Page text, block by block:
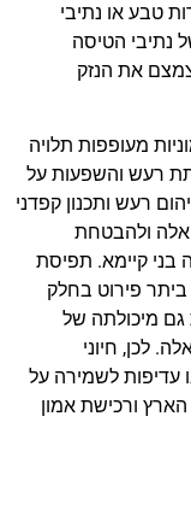
טבע או נתיבי
נתיבי הטיסה
את הנזק
מעופפות תלויה
רעש והשפעות על
רעש ותכנון קפדני
אלה ולהבטחת
בני קיימא. תפיסת
ביתר פירוט בחלק
מיכולתה של
לכן, חיוני
עדיפות לשמירה על
ורכישת אמון